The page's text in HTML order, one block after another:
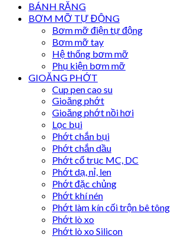
BÁNH RĂNG
BƠM MỠ TỰ ĐỘNG
Bơm mỡ điện tự động
Bơm mỡ tay
Hệ thống bơm mỡ
Phụ kiện bơm mỡ
GIOĂNG PHỚT
Cup pen cao su
Gioăng phớt
Gioăng phớt nồi hơi
Lọc bụi
Phớt chắn bụi
Phớt chắn dầu
Phớt cổ trục MC, DC
Phớt dạ, nỉ, len
Phớt đặc chủng
Phớt khí nén
Phớt làm kín cối trộn bê tông
Phớt lò xo
Phớt lò xo Silicon